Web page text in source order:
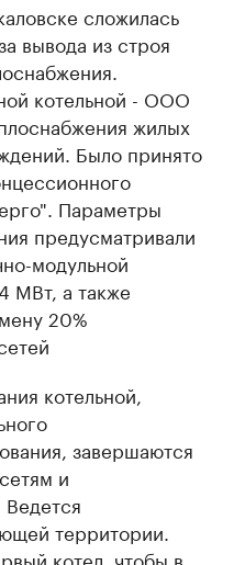
сложилась
вывода из строя
котельной - ООО
жилых
Было принято
Параметры
предусматривали
модульной
МВт, а также
20%
котельной,
завершаются
и
территории.
котел, чтобы в